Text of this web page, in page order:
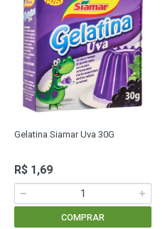
Gelatina Siamar Uva 30G
R$ 1,69
COMPRAR